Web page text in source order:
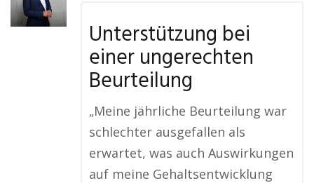
Unterstützung bei
einer ungerechten
Beurteilung
„Meine jährliche Beurteilung war
schlechter ausgefallen als
erwartet, was auch Auswirkungen
auf meine Gehaltsentwicklung